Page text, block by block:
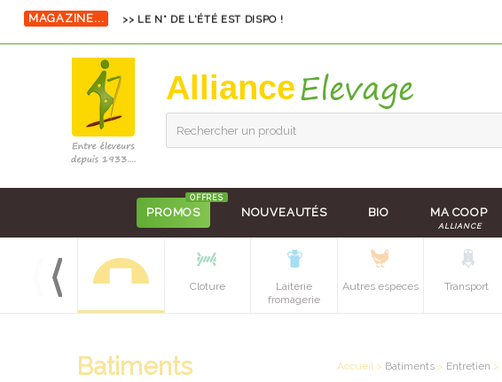
MAGAZINE... >> LE N° DE L'ÉTÉ EST DISPO !
Alliance
Rechercher un produit
PROMOS
OFFRES
NOUVEAUTÉS BIO MA COOP
ALLIANCE
Equipements
Cloture
Laiterie
fromagerie
Autres especes Transport
Accueil > Batiments > Entretien >
Batiments